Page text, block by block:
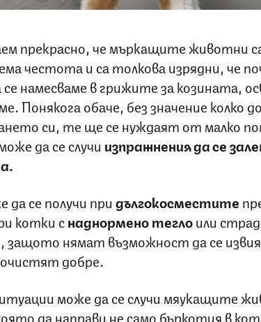
прекрасно, че мъркащите животни
честота и са толкова изрядни, че
се намесваме в грижите за козината,
Понякога обаче, без значение колко
си, те ще се нуждаят от малко
да се случи изпражнения да се
да се получи при дългокосместите
котки снаднормено теглоили
, защото нямат възможност да се
добре.
може да се случи мяукащите
да направи не само бъркотия в